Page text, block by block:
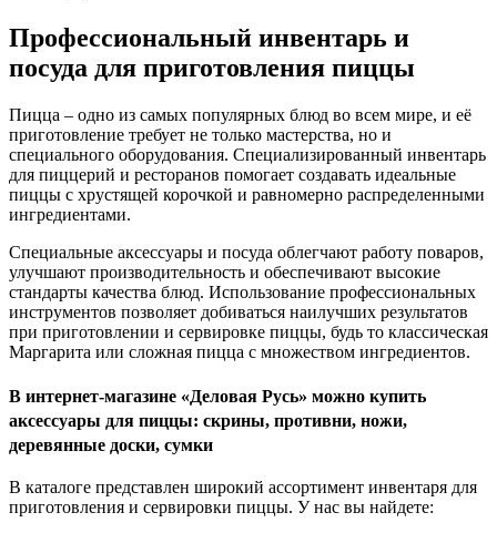
Профессиональный инвентарь и
посуда для приготовления пиццы
Пицца – одно из самых популярных блюд во всем мире, и её
приготовление требует не только мастерства, но и
специального оборудования. Специализированный инвентарь
для пиццерий и ресторанов помогает создавать идеальные
пиццы с хрустящей корочкой и равномерно распределенными
ингредиентами.
Специальные аксессуары и посуда облегчают работу поваров,
улучшают производительность и обеспечивают высокие
стандарты качества блюд. Использование профессиональных
инструментов позволяет добиваться наилучших результатов
при приготовлении и сервировке пиццы, будь то классическая
Маргарита или сложная пицца с множеством ингредиентов.
В интернет-магазине «Деловая Русь» можно купить
аксессуары для пиццы: скрины, противни, ножи,
деревянные доски, сумки
В каталоге представлен широкий ассортимент инвентаря для
приготовления и сервировки пиццы. У нас вы найдете: